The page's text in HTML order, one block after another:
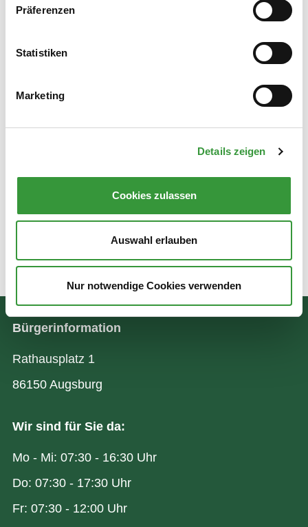
Präferenzen
Statistiken
Marketing
Details zeigen
Cookies zulassen
Auswahl erlauben
Nur notwendige Cookies verwenden
Stadtjugendring Augsburg
Zur Seite
Zuletzt aktualisiert am: 28.07.2026
Bürgerinformation
Rathausplatz 1
86150 Augsburg
Wir sind für Sie da:
Mo - Mi: 07:30 - 16:30 Uhr
Do: 07:30 - 17:30 Uhr
Fr: 07:30 - 12:00 Uhr